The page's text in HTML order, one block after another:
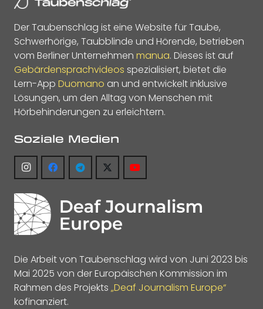
Der Taubenschlag ist eine Website für Taube,
Schwerhörige, Taubblinde und Hörende, betrieben
vom Berliner Unternehmen manua. Dieses ist auf
Gebärdensprachvideos spezialisiert, bietet die
Lern-App Duomano an und entwickelt inklusive
Lösungen, um den Alltag von Menschen mit
Hörbehinderungen zu erleichtern.
Soziale Medien
Die Arbeit von Taubenschlag wird von Juni 2023 bis
Mai 2025 von der Europäischen Kommission im
Rahmen des Projekts „Deaf Journalism Europe“
kofinanziert.